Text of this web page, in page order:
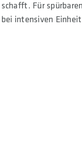
schafft. Für
bei intensiven